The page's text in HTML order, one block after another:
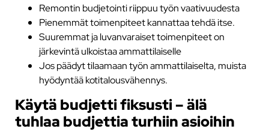
Remontin budjetointi riippuu työn vaativuudesta
Pienemmät toimenpiteet kannattaa tehdä itse.
Suuremmat ja luvanvaraiset toimenpiteet on
järkevintä ulkoistaa ammattilaiselle
Jos päädyt tilaamaan työn ammattilaiselta, muista
hyödyntää kotitalousvähennys.
Käytä budjetti fiksusti – älä
tuhlaa budjettia turhiin asioihin